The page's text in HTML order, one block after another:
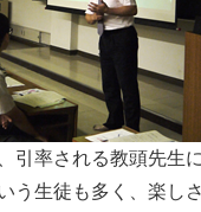
引率される教頭先生
う生徒も多く、楽し